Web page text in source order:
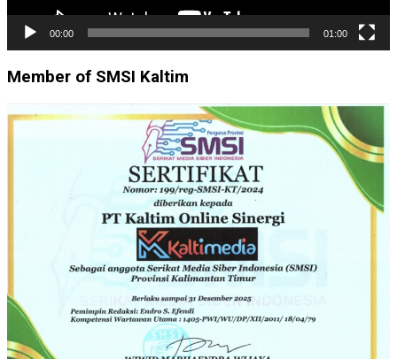
00:00 01:00
Member of SMSI Kaltim